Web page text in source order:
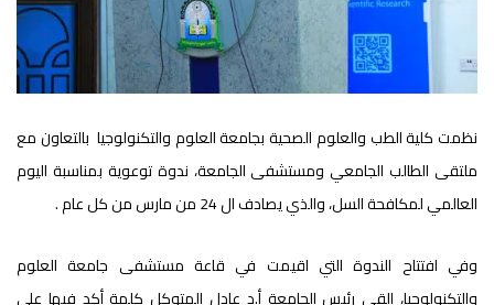
نظمت كلية الطب والعلوم الصحية بجامعة العلوم والتكنولوجيا بالتعاون مع
ملتقى الطالب الجامعي ومستشفى الجامعة، ندوة توعوية بمناسبة اليوم
العالمي لمكافحة السل، والذي يصادف ال 24 من مارس من كل عام .
وفي افتتاح الندوة التي اقيمت في قاعة مستشفى جامعة العلوم
والتكنولوجيا، القى رئيس الجامعة أ.د عادل المتوكل كلمة أكد فيها على